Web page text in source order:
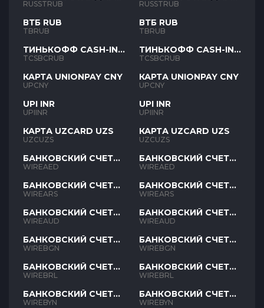
RUB
RUSSTRUB
ВТБ RUB
TBRUB
ТИНЬКОФФ CASH-IN
RUB
TCSBCRUB
КАРТА UNIONPAY CNY
UPCNY
UPI INR
UPIINR
КАРТА UZCARD UZS
UZCUZS
БАНКОВСКИЙ СЧЕТ
AED
WIREAED
БАНКОВСКИЙ СЧЕТ
ARS
WIREARS
БАНКОВСКИЙ СЧЕТ
AUD
WIREAUD
БАНКОВСКИЙ СЧЕТ
BGN
WIREBGN
БАНКОВСКИЙ СЧЕТ
BRL
WIREBRL
БАНКОВСКИЙ СЧЕТ
BYN
WIREBYN
RUB
RUSSTRUB
ВТБ RUB
TBRUB
ТИНЬКОФФ CASH-IN
RUB
TCSBCRUB
КАРТА UNIONPAY CNY
UPCNY
UPI INR
UPIINR
КАРТА UZCARD UZS
UZCUZS
БАНКОВСКИЙ СЧЕТ
AED
WIREAED
БАНКОВСКИЙ СЧЕТ
ARS
WIREARS
БАНКОВСКИЙ СЧЕТ
AUD
WIREAUD
БАНКОВСКИЙ СЧЕТ
BGN
WIREBGN
БАНКОВСКИЙ СЧЕТ
BRL
WIREBRL
БАНКОВСКИЙ СЧЕТ
BYN
WIREBYN